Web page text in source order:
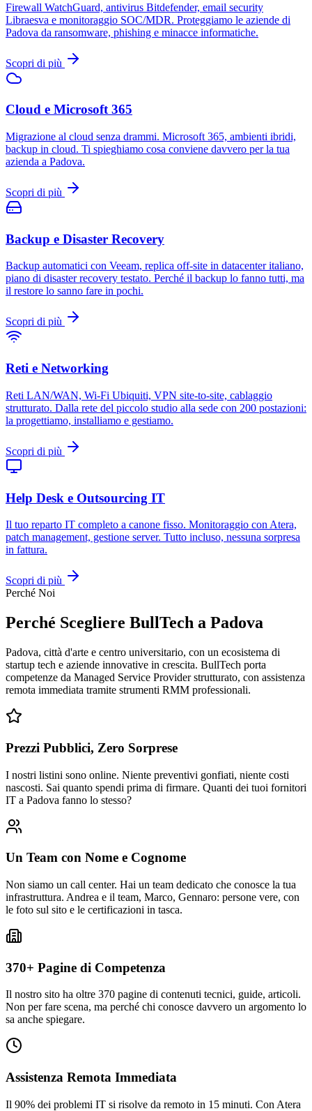
Firewall WatchGuard, antivirus Bitdefender, email security
Libraesva e monitoraggio SOC/MDR. Proteggiamo le aziende di
Padova da ransomware, phishing e minacce informatiche.
Scopri di più
Cloud e Microsoft 365
Migrazione al cloud senza drammi. Microsoft 365, ambienti ibridi,
backup in cloud. Ti spieghiamo cosa conviene davvero per la tua
azienda a Padova.
Scopri di più
Backup e Disaster Recovery
Backup automatici con Veeam, replica off-site in datacenter italiano,
piano di disaster recovery testato. Perché il backup lo fanno tutti, ma
il restore lo sanno fare in pochi.
Scopri di più
Reti e Networking
Reti LAN/WAN, Wi-Fi Ubiquiti, VPN site-to-site, cablaggio
strutturato. Dalla rete del piccolo studio alla sede con 200 postazioni:
la progettiamo, installiamo e gestiamo.
Scopri di più
Help Desk e Outsourcing IT
Il tuo reparto IT completo a canone fisso. Monitoraggio con Atera,
patch management, gestione server. Tutto incluso, nessuna sorpresa
in fattura.
Scopri di più
Perché Noi
Perché Scegliere BullTech a Padova
Padova, città d'arte e centro universitario, con un ecosistema di
startup tech e aziende innovative in crescita. BullTech porta
competenze da Managed Service Provider strutturato, con assistenza
remota immediata tramite strumenti RMM professionali.
Prezzi Pubblici, Zero Sorprese
I nostri listini sono online. Niente preventivi gonfiati, niente costi
nascosti. Sai quanto spendi prima di firmare. Quanti dei tuoi fornitori
IT a Padova fanno lo stesso?
Un Team con Nome e Cognome
Non siamo un call center. Hai un team dedicato che conosce la tua
infrastruttura. Andrea e il team, Marco, Gennaro: persone vere, con
le foto sul sito e le certificazioni in tasca.
370+ Pagine di Competenza
Il nostro sito ha oltre 370 pagine di contenuti tecnici, guide, articoli.
Non per fare scena, ma perché chi conosce davvero un argomento lo
sa anche spiegare.
Assistenza Remota Immediata
Il 90% dei problemi IT si risolve da remoto in 15 minuti. Con Atera